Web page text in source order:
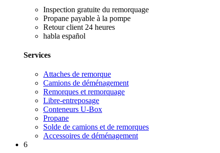
Inspection gratuite du remorquage
Propane payable à la pompe
Retour client 24 heures
habla español
Services
Attaches de remorque
Camions de déménagement
Remorques et remorquage
Libre-entreposage
Conteneurs U-Box
Propane
Solde de camions et de remorques
Accessoires de déménagement
6